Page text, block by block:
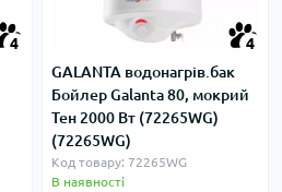
4
4
GALANTA водонагрів.бак
Бойлер Galanta 80, мокрий
Тен 2000 Вт (72265WG)
(72265WG)
Код товару: 72265WG
В наявності